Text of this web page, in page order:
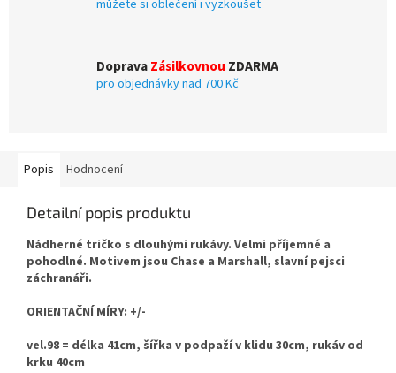
můžete si oblečení i vyzkoušet
DopravaZásilkovnou ZDARMA
pro objednávky nad 700 Kč
Popis Hodnocení
Detailní popis produktu
Nádherné tričko s dlouhými rukávy. Velmi příjemné a
pohodlné. Motivem jsou Chase a Marshall, slavní pejsci
záchranáři.
ORIENTAČNÍ MÍRY: +/-
vel.98 = délka 41cm, šířka v podpaží v klidu 30cm, rukáv od
krku 40cm